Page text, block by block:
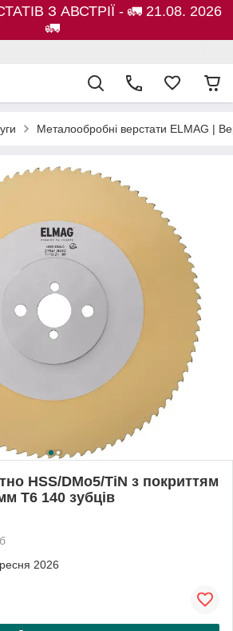
З АВСТРІЇ - 🚛 21.08. 2026
🚛
Металообробні верстати ELMAG |
HSS/DMo5/TiN з покриттям
T6 140 зубців
2026